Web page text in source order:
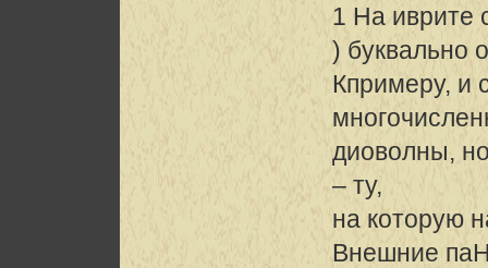
1 На
) буквально
Кпримеру, и
диоволны,
– ту,
на которую
Внешние